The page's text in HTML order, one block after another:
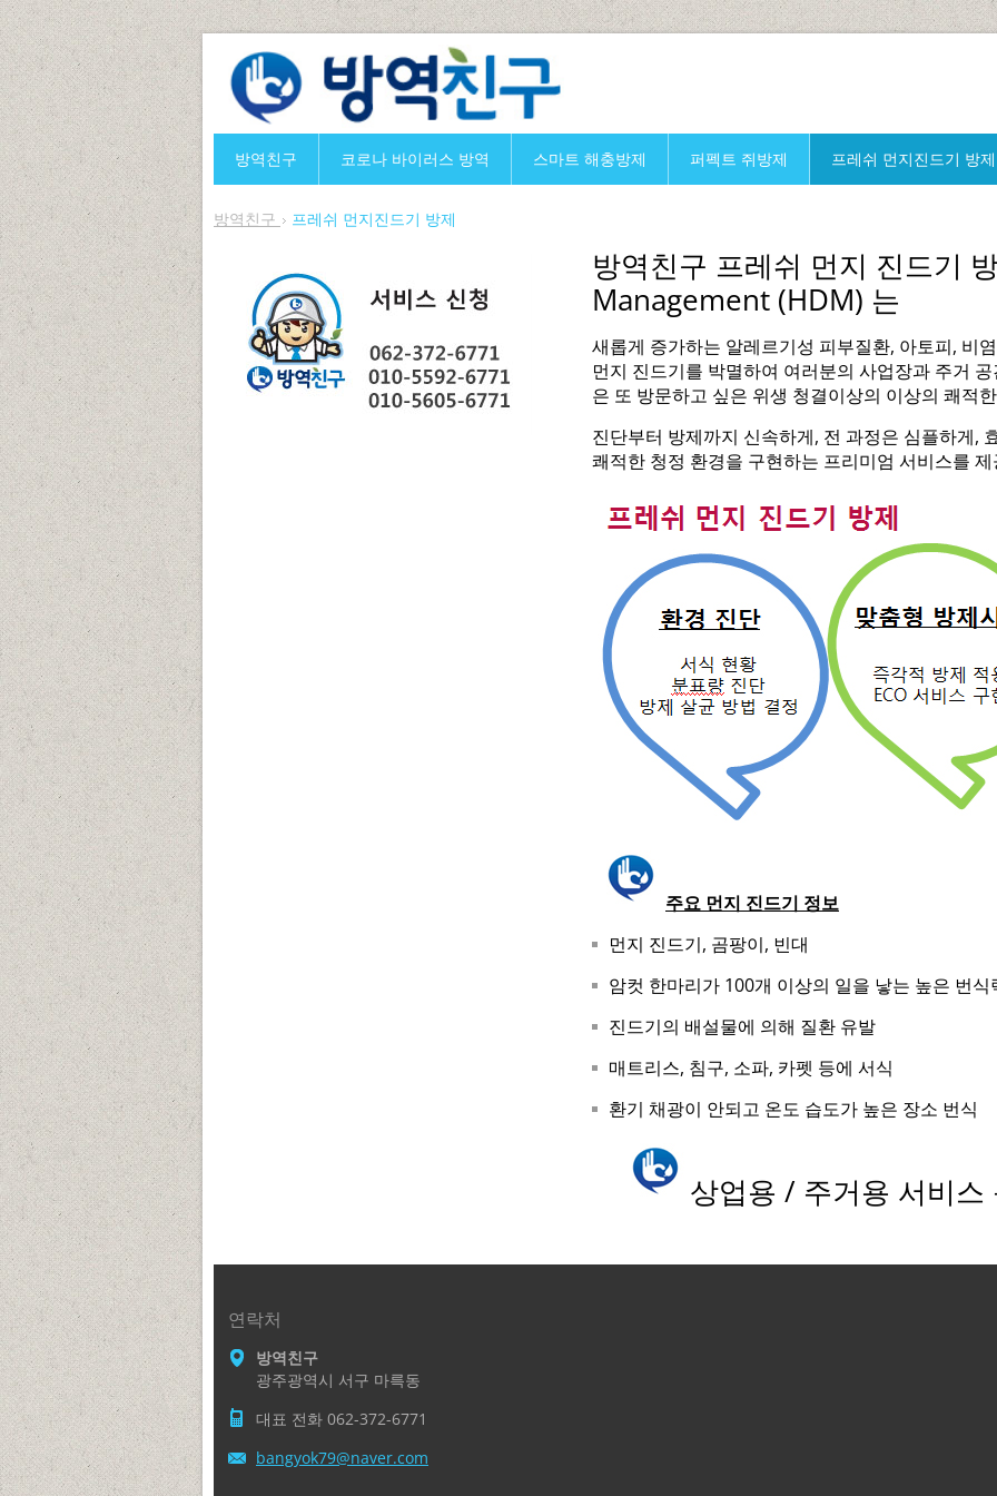
방역친구 프레쉬 먼지진드기 방제
방역친구 프레쉬 먼지 진드기
Management (HDM) 는
새롭게 증가하는 알레르기성 피부질환, 아토피, 비
먼지 진드기를 박멸하여 여러분의 사업장과 주거
은 또 방문하고 싶은 위생 청결이상의 이상의 쾌적
진단부터 방제까지 신속하게, 전 과정은 심플하게,
쾌적한 청정 환경을 구현하는 프리미엄 서비스를
주요 먼지 진드기 정보
먼지 진드기, 곰팡이, 빈대
암컷 한마리가 100개 이상의 일을 낳는 높은 번식
진드기의 배설물에 의해 질환 유발
매트리스, 침구, 소파, 카펫 등에 서식
환기 채광이 안되고 온도 습도가 높은 장소 번식
상업용 / 주거용 서비
방역친구 코로나 바이러스 방역 스마트 해충방제 퍼펙트 쥐방제 프레쉬 먼지진드기 방제
연락처
방역친구
광주광역시 서구 마륵동
대표 전화 062-372-6771
bangyok79@naver.com